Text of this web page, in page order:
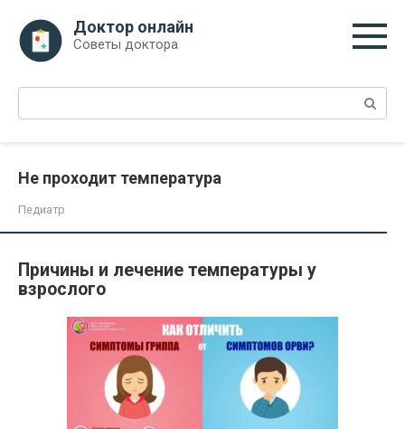
контенту
Доктор онлайн
Советы доктора
Поиск:
Не проходит температура
Педиатр
Причины и лечение температуры у
взрослого